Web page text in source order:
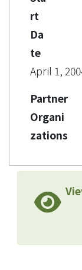
rt
Da
te
April 1,
Partner
Organi
zations